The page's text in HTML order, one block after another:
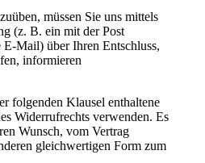
müssen Sie uns mittels
(z. B. ein mit der Post
Mail) über Ihren Entschluss,
informieren
folgenden Klausel enthaltene
Widerrufrechts verwenden. Es
Wunsch, vom Vertrag
gleichwertigen Form zum